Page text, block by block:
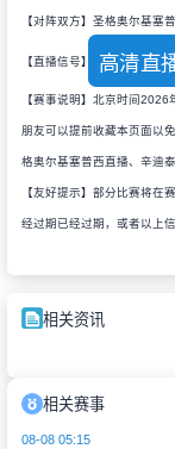
【对阵双方】圣格奥尔基塞
【直播信号】 高清直
【赛事说明】北京时间
朋友可以提前收藏本页面以
格奥尔基塞普西直播、辛迪
【友好提示】部分比赛将在
经过期已经过期，或者以上
相关资讯
相关赛事
08-08 05:15